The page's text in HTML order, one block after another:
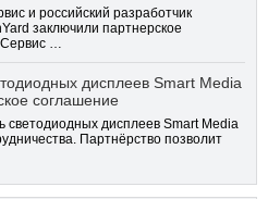
и российский разработчик
заключили партнерское
Сервис …
дисплеев Smart Media
соглашение
светодиодных дисплеев Smart Media
Партнёрство позволит